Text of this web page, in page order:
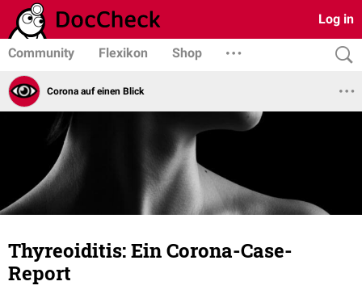
Log in
Community Flexikon Shop
Corona auf einen Blick
Thyreoiditis: Ein Corona-Case-
Report